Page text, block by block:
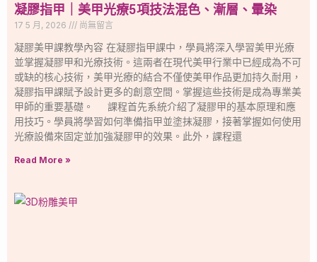
凝膠指甲｜美甲光療5項技法混色、漸層、暈染
17 5 月, 2026 尚無留言
凝膠美甲課教學內容 在凝膠指甲課中，學員將深入學習美甲光療
並掌握凝膠甲和光療技術。這兩者在現代美甲行業中已經成為不可
或缺的核心技術，美甲光療的結合不僅使美甲作品更加持久耐用，
凝膠指甲課賦予設計更多的創意空間。掌握這些技術是成為專業美
甲師的重要基礎。 課程首先系統介紹了凝膠甲的基本原理和應
用技巧。學員將學習如何準備指甲並塗抹凝膠，接著掌握如何使用
光療設備來固定並加強凝膠甲的效果。此外，課程還
Read More »